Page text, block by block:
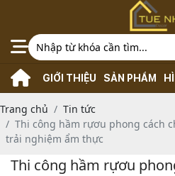
GIỚI THIỆU SẢN PHẨM
Trang chủ
Tin tức
Thi công hầm rựơu phong cách
trải nghiệm ẩm thực
Thi công hầm rựơu